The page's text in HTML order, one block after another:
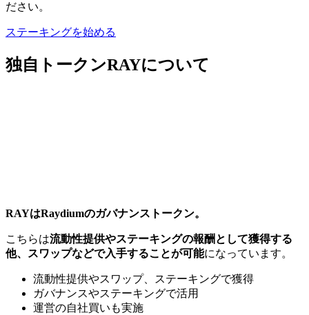
ださい。
ステーキングを始める
独自トークンRAYについて
RAYはRaydiumのガバナンストークン。
こちらは流動性提供やステーキングの報酬として獲得する
他、スワップなどで入手することが可能になっています。
流動性提供やスワップ、ステーキングで獲得
ガバナンスやステーキングで活用
運営の自社買いも実施